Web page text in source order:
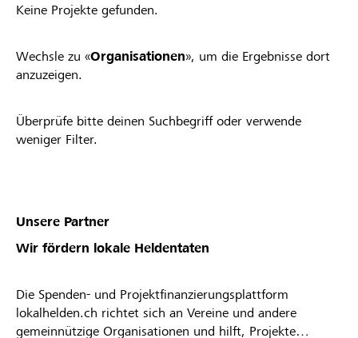
Keine Projekte gefunden.
Wechsle zu «Organisationen», um die Ergebnisse dort
anzuzeigen.
Überprüfe bitte deinen Suchbegriff oder verwende
weniger Filter.
Unsere Partner
Wir fördern lokale Heldentaten
Die Spenden- und Projektfinanzierungsplattform
lokalhelden.ch richtet sich an Vereine und andere
gemeinnützige Organisationen und hilft, Projekte